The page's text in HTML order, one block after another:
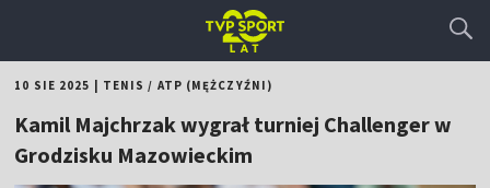
10 SIE 2025 TENIS / ATP (MĘŻCZYŹNI)
Kamil Majchrzak wygrał turniej Challenger w
Grodzisku Mazowieckim